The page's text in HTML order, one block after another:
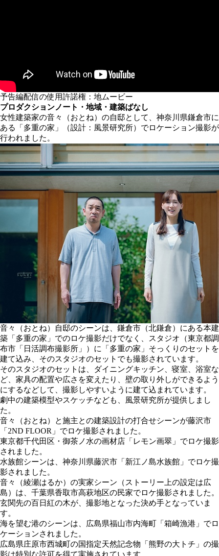
予告編配信の使用許諾権：地ムービー
プロダクションノート・地域・建築ばなし
女性建築家の音々（おとね）の自邸として、神奈川県鎌倉市に
ある「多重の家」（設計：風景研究所）でロケーション撮影が
行われました。
音々（おとね）自邸のシーンは、鎌倉市（北鎌倉）にある本建
築「多重の家」でのロケ撮影だけでなく、スタジオ（東京都調
布市「日活調布撮影所」）に「多重の家」そっくりのセットを
建て込み、そのスタジオのセットでも撮影されています。
そのスタジオのセットは、ダイニングキッチン、寝室、浴室な
ど、家具の配置や広さを変えたり、壁の取り外しができるよう
にするなどして、撮影しやすいように建て込まれています。
劇中の建築模型やスケッチなども、風景研究所が提供しまし
た。
音々（おとね）と施主との建築設計の打合せシーンが藤沢市
「2ND FLOOR」でロケ撮影されました。
東京都千代田区・御茶ノ水の画材店「レモン画翠」でロケ撮影
されました。
水族館シーンは、神奈川県藤沢市「新江ノ島水族館」でロケ撮
影されました。
音々（綾瀬はるか）の実家シーン（ストーリー上の設定は広
島）は、千葉県香取市高萩地区の民家でロケ撮影されました。
玄関先の百日紅の木が、撮影地となった決め手となっていま
す。
海を望む港のシーンは、広島県福山市内海町「箱崎漁港」でロ
ケーションされました。
広島県庄原市西城町の国指定天然記念物「熊野の大トチ」の撮
影は特別な許可を得て実施されています。